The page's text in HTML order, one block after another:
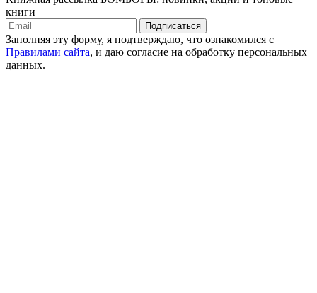
книги
Подписаться
Заполняя эту форму, я подтверждаю, что ознакомился с
Правилами сайта, и даю согласие на обработку персональных
данных.